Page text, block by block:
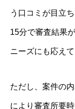
う口コミが目立
15分で審査結果
ニーズにも応え
ただし、案件の
により審査所要